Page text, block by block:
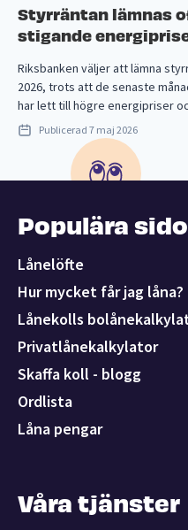
Styrräntan lämnas
stigande
Riksbanken väljer att lämna
2026, trots att de senaste
har lett till högre energipriser
Publicerad 7 maj 2026
Populära
Lånelöfte
Hur mycket får jag låna?
Lånekolls
Privatlånekalkylator
Skaffa koll - blogg
Ordlista
Låna pengar
Våra tjänster